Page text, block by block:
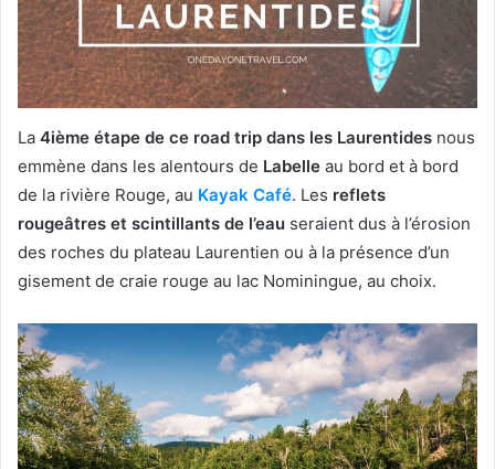
La 4ième étape de ce road trip dans les Laurentides nous
emmène dans les alentours de Labelle au bord et à bord
de la rivière Rouge, au Kayak Café. Les reflets
rougeâtres et scintillants de l’eau seraient dus à l’érosion
des roches du plateau Laurentien ou à la présence d’un
gisement de craie rouge au lac Nominingue, au choix.